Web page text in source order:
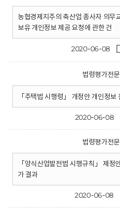
농협경제지주의 축산업 종사자 의무
보유 개인정보 제공 요청에 관한 건
2020-06-08
법령평가전
「주택법 시행령」 개정안 개인정보
2020-06-08
법령평가전
「양식산업발전법 시행규칙」 제정
가 결과
2020-06-08